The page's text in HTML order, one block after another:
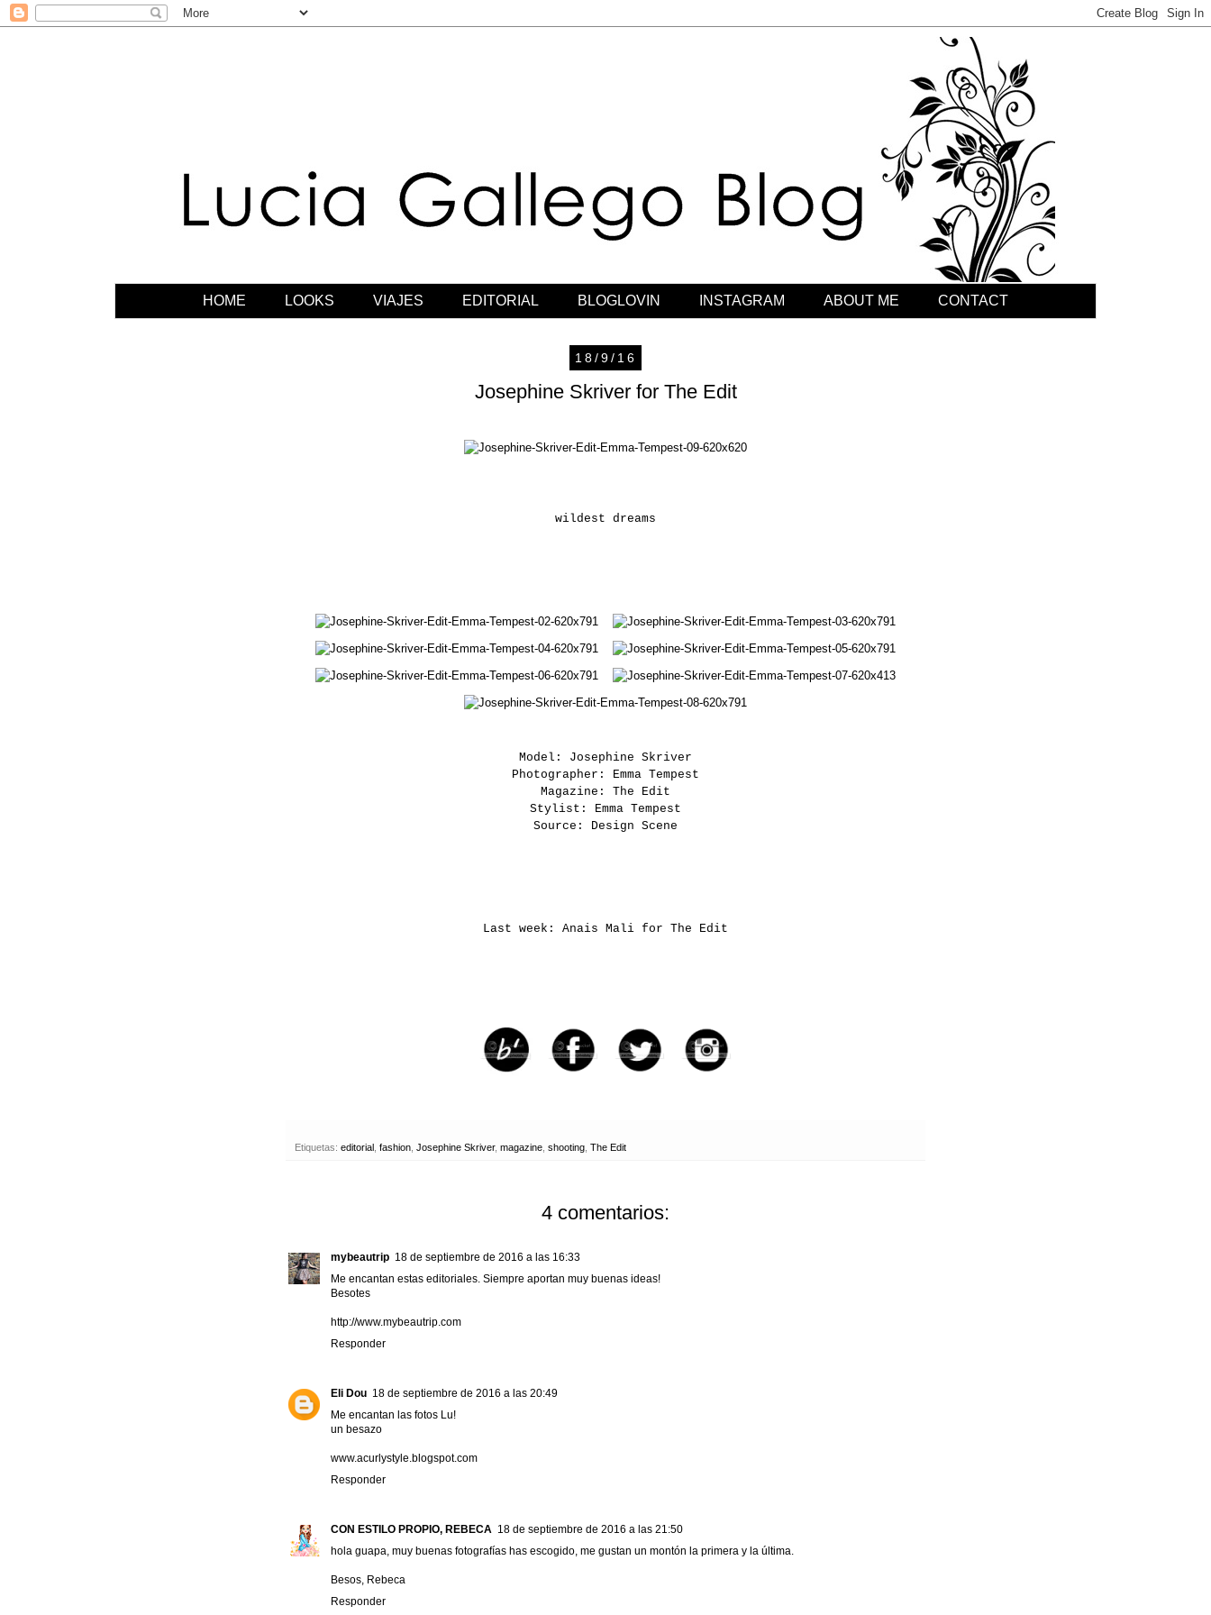
HOME LOOKS VIAJES EDITORIAL BLOGLOVIN INSTAGRAM ABOUT ME CONTACT
18/9/16
Josephine Skriver for The Edit
wildest dreams
Model: Josephine Skriver
Photographer: Emma Tempest
Magazine: The Edit
Stylist: Emma Tempest
Source: Design Scene
Last week: Anais Mali for The Edit
Etiquetas: editorial fashion Josephine Skriver, magazine shooting The Edit
4 comentarios:
mybeautrip 18 de septiembre de 2016 a las 16:33
Me encantan estas editoriales. Siempre aportan muy buenas ideas!
Besotes
http://www.mybeautrip.com
Responder
Eli Dou 18 de septiembre de 2016 a las 20:49
Me encantan las fotos Lu!
un besazo
www.acurlystyle.blogspot.com
Responder
CON ESTILO PROPIO, REBECA 18 de septiembre de 2016 a las 21:50
hola guapa, muy buenas fotografías has escogido, me gustan un montón la primera y la última.
Besos, Rebeca
Responder